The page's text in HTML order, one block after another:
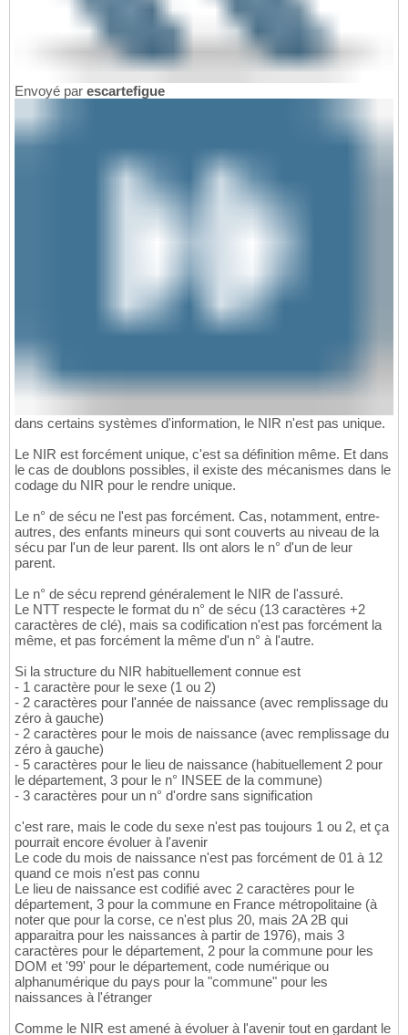
Envoyé par escartefigue
dans certains systèmes d'information, le NIR n'est pas unique.
Le NIR est forcément unique, c'est sa définition même. Et dans
le cas de doublons possibles, il existe des mécanismes dans le
codage du NIR pour le rendre unique.
Le n° de sécu ne l'est pas forcément. Cas, notamment, entre-
autres, des enfants mineurs qui sont couverts au niveau de la
sécu par l'un de leur parent. Ils ont alors le n° d'un de leur
parent.
Le n° de sécu reprend généralement le NIR de l'assuré.
Le NTT respecte le format du n° de sécu (13 caractères +2
caractères de clé), mais sa codification n'est pas forcément la
même, et pas forcément la même d'un n° à l'autre.
Si la structure du NIR habituellement connue est
- 1 caractère pour le sexe (1 ou 2)
- 2 caractères pour l'année de naissance (avec remplissage du
zéro à gauche)
- 2 caractères pour le mois de naissance (avec remplissage du
zéro à gauche)
- 5 caractères pour le lieu de naissance (habituellement 2 pour
le département, 3 pour le n° INSEE de la commune)
- 3 caractères pour un n° d'ordre sans signification
c'est rare, mais le code du sexe n'est pas toujours 1 ou 2, et ça
pourrait encore évoluer à l'avenir
Le code du mois de naissance n'est pas forcément de 01 à 12
quand ce mois n'est pas connu
Le lieu de naissance est codifié avec 2 caractères pour le
département, 3 pour la commune en France métropolitaine (à
noter que pour la corse, ce n'est plus 20, mais 2A 2B qui
apparaitra pour les naissances à partir de 1976), mais 3
caractères pour le département, 2 pour la commune pour les
DOM et '99' pour le département, code numérique ou
alphanumérique du pays pour la "commune" pour les
naissances à l'étranger
Comme le NIR est amené à évoluer à l'avenir tout en gardant le